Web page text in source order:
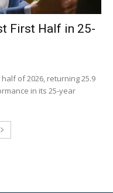
First Half in 25-
of 2026, returning 25.9
in its 25-year